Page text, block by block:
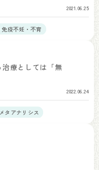
2021.06.25
疫不妊・不育
療としては「無
2022.06.24
タアナリシス